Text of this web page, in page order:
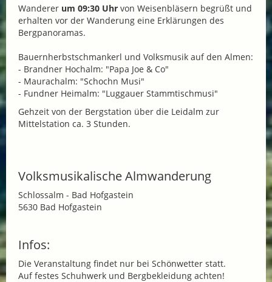
Wanderer um 09:30 Uhr von Weisenbläsern begrüßt und
erhalten vor der Wanderung eine Erklärungen des
Bergpanoramas.
Bauernherbstschmankerl und Volksmusik auf den Almen:
- Brandner Hochalm: "Papa Joe & Co"
- Maurachalm: "Schochn Musi"
- Fundner Heimalm: "Luggauer Stammtischmusi"
Gehzeit von der Bergstation über die Leidalm zur
Mittelstation ca. 3 Stunden.
Volksmusikalische Almwanderung
Schlossalm - Bad Hofgastein
5630 Bad Hofgastein
Infos:
Die Veranstaltung findet nur bei Schönwetter statt.
Auf festes Schuhwerk und Bergbekleidung achten!